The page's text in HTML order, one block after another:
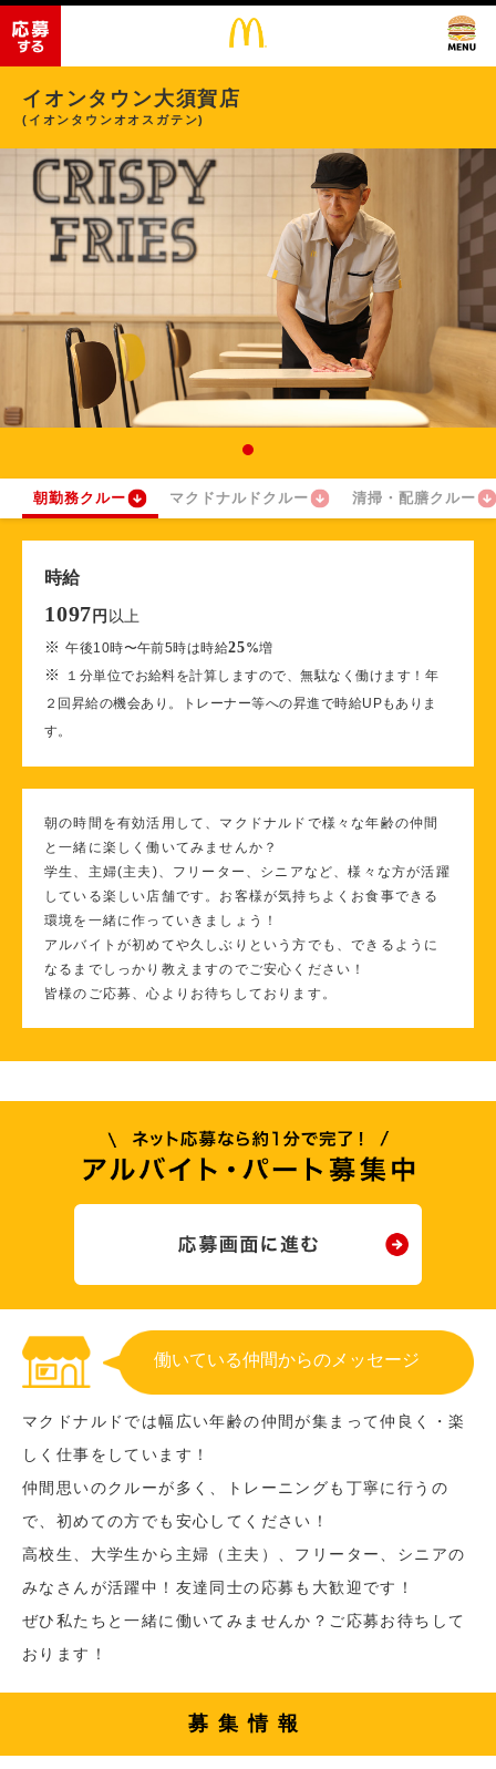
イオンタウン大須賀店
(イオンタウンオオスガテン)
朝勤務クルー マクドナルドクルー 清掃・配膳クルー
時給
1097 円 以上
※午後10時〜午前5時は時給25%増
※
１分単位でお給料を計算しますので、無駄なく働けます！年
２回昇給の機会あり。トレーナー等への昇進で時給UPもありま
す。
朝の時間を有効活用して、マクドナルドで様々な年齢の仲間
と一緒に楽しく働いてみませんか？
学生、主婦(主夫)、フリーター、シニアなど、様々な方が活躍
している楽しい店舗です。お客様が気持ちよくお食事できる
環境を一緒に作っていきましょう！
アルバイトが初めてや久しぶりという方でも、できるように
なるまでしっかり教えますのでご安心ください！
皆様のご応募、心よりお待ちしております。
働いている仲間からのメッセージ
マクドナルドでは幅広い年齢の仲間が集まって仲良く・楽
しく仕事をしています！
仲間思いのクルーが多く、トレーニングも丁寧に行うの
で、初めての方でも安心してください！
高校生、大学生から主婦（主夫）、フリーター、シニアの
みなさんが活躍中！友達同士の応募も大歓迎です！
ぜひ私たちと一緒に働いてみませんか？ご応募お待ちして
おります！
募集情報